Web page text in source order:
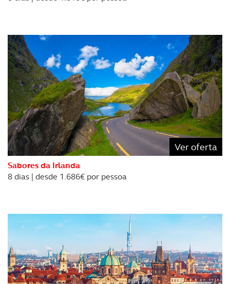
experiência de navegação no Website e nos serviços
disponibilizados.
Consulte a política de cookies do site.
Ver oferta
Sabores da Irlanda
8 dias | desde 1.686€ por pessoa